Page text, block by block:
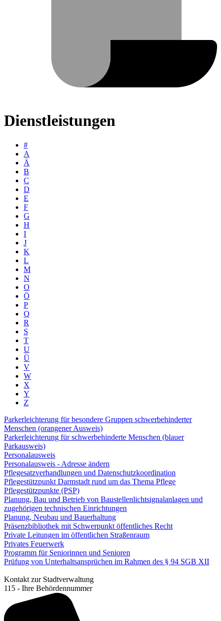
Dienstleistungen
#
A
Ä
B
C
D
E
F
G
H
I
J
K
L
M
N
O
Ö
P
Q
R
S
T
U
Ü
V
W
X
Y
Z
Parkerleichterung für besondere Gruppen schwerbehinderter
Menschen (orangener Ausweis)
Parkerleichterung für schwerbehinderte Menschen (blauer
Parkausweis)
Personalausweis
Personalausweis - Adresse ändern
Pflegesatzverhandlungen und Datenschutzkoordination
Pflegestützpunkt Darmstadt rund um das Thema Pflege
Pflegestützpunkte (PSP)
Planung, Bau und Betrieb von Baustellenlichtsignalanlagen und
zugehörigen technischen Einrichtungen
Planung, Neubau und Bauerhaltung
Präsenzbibliothek mit Schwerpunkt öffentliches Recht
Private Leitungen im öffentlichen Straßenraum
Privates Feuerwerk
Programm für Seniorinnen und Senioren
Prüfung von Unterhaltsansprüchen im Rahmen des § 94 SGB XII
Kontakt zur Stadtverwaltung
115 - Ihre Behördennummer